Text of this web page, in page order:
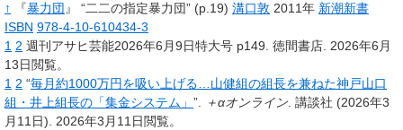
↑
『暴力団 』 “二二の指定暴力団” (p.19) 溝口敦 2011年 新潮新書
ISBN 978-4-10-610434-3
1 2 週刊アサヒ芸能2026年6月9日特大号 p149. 徳間書店. 2026年6月
13日閲覧。
1 2 “毎月約1000万円を吸い上げる…山健組の組長を兼ねた神戸山口
組・井上組長の「集金システム」 ”. ＋αオンライン 講談社 (2026年3
月11日).
2026年3月11日閲覧。